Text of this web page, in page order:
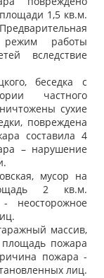
1,5 кв.м.
работы
вследствие
беседка с
частного
сухие
повреждена
составила 4
– нарушение
мусор на
2 кв.м.
неосторожное
массив,
пожара
пожара -
лиц.